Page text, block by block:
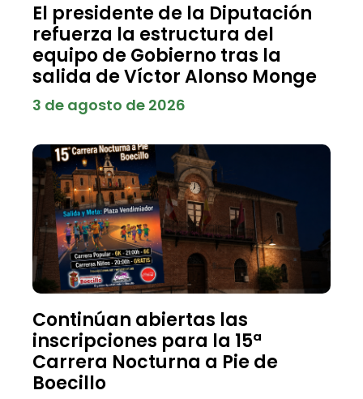
El presidente de la Diputación
refuerza la estructura del
equipo de Gobierno tras la
salida de Víctor Alonso Monge
3 de agosto de 2026
Continúan abiertas las
inscripciones para la 15ª
Carrera Nocturna a Pie de
Boecillo